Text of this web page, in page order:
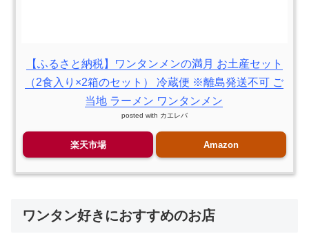
【ふるさと納税】ワンタンメンの満月 お土産セット
（2食入り×2箱のセット） 冷蔵便 ※離島発送不可 ご
当地 ラーメン ワンタンメン
posted with カエレバ
楽天市場 Amazon
ワンタン好きにおすすめのお店